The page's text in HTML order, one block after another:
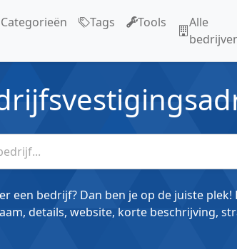
Categorieën Tags Tools
Alle
een bedrijf? Dan ben je op de juiste
details, website, korte beschrijving,